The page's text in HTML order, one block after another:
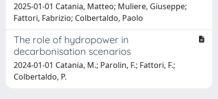
2025-01-01 Catania, Matteo; Muliere, Giuseppe;
Fattori, Fabrizio; Colbertaldo, Paolo
The role of hydropower in
decarbonisation scenarios
2024-01-01 Catania, M.; Parolin, F.; Fattori, F.;
Colbertaldo, P.